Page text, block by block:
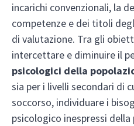
incarichi convenzionali, la
competenze e dei titoli
di valutazione. Tra gli
intercettare e diminuire il
psicologici della
sia per i livelli secondari di
soccorso, individuare i
psicologico inespressi